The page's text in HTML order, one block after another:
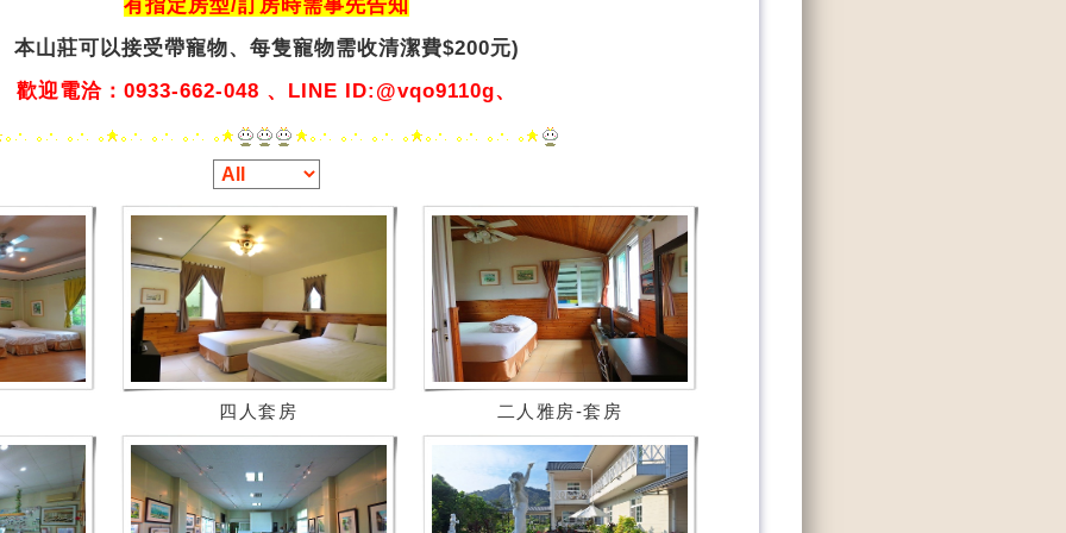
有指定房型/訂房時需事先告知
本山莊可以接受帶寵物、 每隻寵物需收清潔費$200元)
歡迎電洽：0933-662-048 、LINE ID:@vqo9110g、
四人套房 二人雅房-套房